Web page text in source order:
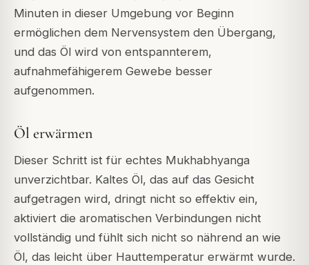
Minuten in dieser Umgebung vor Beginn
ermöglichen dem Nervensystem den Übergang,
und das Öl wird von entspannterem,
aufnahmefähigerem Gewebe besser
aufgenommen.
Öl erwärmen
Dieser Schritt ist für echtes Mukhabhyanga
unverzichtbar. Kaltes Öl, das auf das Gesicht
aufgetragen wird, dringt nicht so effektiv ein,
aktiviert die aromatischen Verbindungen nicht
vollständig und fühlt sich nicht so nährend an wie
Öl, das leicht über Hauttemperatur erwärmt wurde.